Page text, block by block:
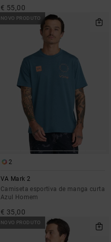
€ 55,00
NOVO PRODUTO
2
VA Mark 2
Camiseta esportiva de manga curta
Azul Homem
€ 35,00
NOVO PRODUTO